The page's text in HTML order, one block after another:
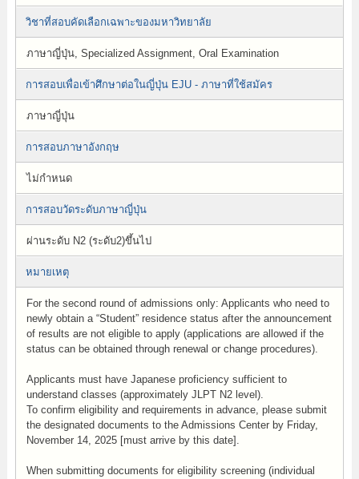
วิชาที่สอบคัดเลือกเฉพาะของมหาวิทยาลัย
ภาษาญี่ปุ่น, Specialized Assignment, Oral Examination
การสอบเพื่อเข้าศึกษาต่อในญี่ปุ่น EJU - ภาษาที่ใช้สมัคร
ภาษาญี่ปุ่น
การสอบภาษาอังกฤษ
ไม่กำหนด
การสอบวัดระดับภาษาญี่ปุ่น
ผ่านระดับ N2 (ระดับ2)ขึ้นไป
หมายเหตุ
For the second round of admissions only: Applicants who need to
newly obtain a “Student” residence status after the announcement
of results are not eligible to apply (applications are allowed if the
status can be obtained through renewal or change procedures).
Applicants must have Japanese proficiency sufficient to
understand classes (approximately JLPT N2 level).
To confirm eligibility and requirements in advance, please submit
the designated documents to the Admissions Center by Friday,
November 14, 2025 [must arrive by this date].
When submitting documents for eligibility screening (individual